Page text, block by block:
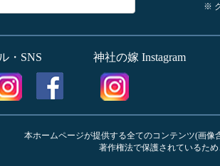
※
・SNS 神社の嫁 Instagram
本ホームページが提供する全てのコンテンツ(画
著作権法で保護されているた